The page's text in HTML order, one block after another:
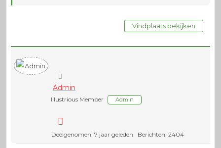
Vindplaats bekijken
Admin
Illustrious Member Admin
Deelgenomen: 7 jaar geleden Berichten: 2404